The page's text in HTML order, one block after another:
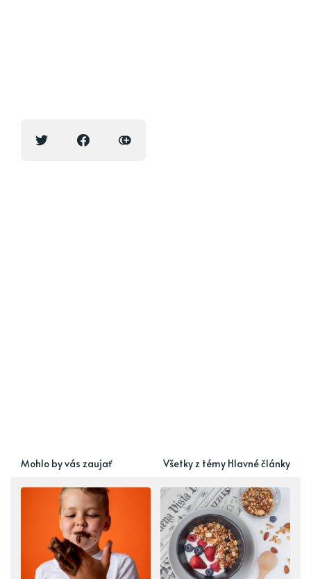
Mohlo by vás zaujať Všetky z témy Hlavné články